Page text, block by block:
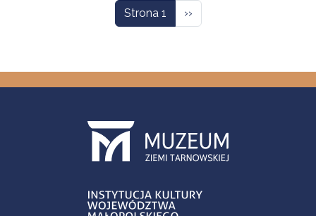
Strona 1 Następna strona
››